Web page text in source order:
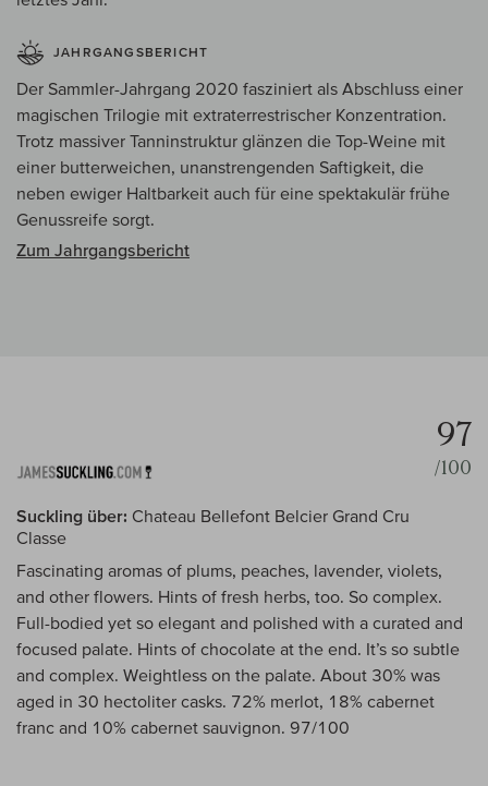
JAHRGANGSBERICHT
Der Sammler-Jahrgang 2020 fasziniert als Abschluss einer
magischen Trilogie mit extraterrestrischer Konzentration.
Trotz massiver Tanninstruktur glänzen die Top-Weine mit
einer butterweichen, unanstrengenden Saftigkeit, die
neben ewiger Haltbarkeit auch für eine spektakulär frühe
Genussreife sorgt.
Zum Jahrgangsbericht
97
/100
Suckling über: Chateau Bellefont Belcier Grand Cru
Classe
Fascinating aromas of plums, peaches, lavender, violets,
and other flowers. Hints of fresh herbs, too. So complex.
Full-bodied yet so elegant and polished with a curated and
focused palate. Hints of chocolate at the end. It’s so subtle
and complex. Weightless on the palate. About 30% was
aged in 30 hectoliter casks. 72% merlot, 18% cabernet
franc and 10% cabernet sauvignon. 97/100